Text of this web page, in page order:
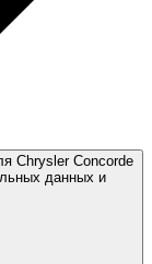
Chrysler Concorde
данных и